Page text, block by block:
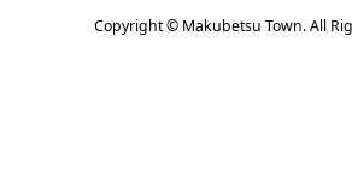
Copyright © Makubetsu Town. All